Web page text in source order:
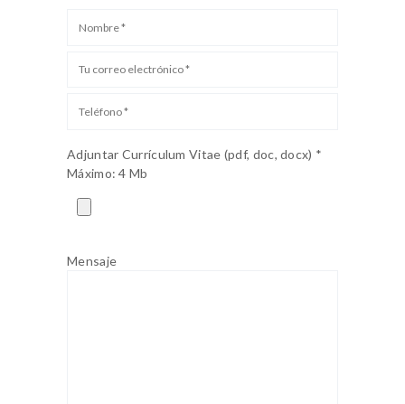
Adjuntar Currículum Vitae (pdf, doc, docx) *
Máximo: 4 Mb
Mensaje